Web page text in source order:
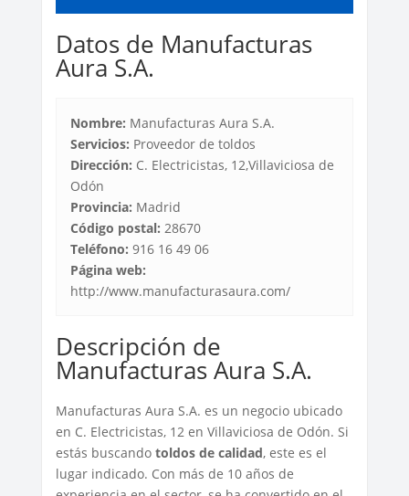
Datos de Manufacturas
Aura S.A.
Nombre: Manufacturas Aura S.A.
Servicios: Proveedor de toldos
Dirección: C. Electricistas, 12,Villaviciosa de
Odón
Provincia: Madrid
Código postal: 28670
Teléfono: 916 16 49 06
Página web:
http://www.manufacturasaura.com/
Descripción de
Manufacturas Aura S.A.
Manufacturas Aura S.A. es un negocio ubicado
en C. Electricistas, 12 en Villaviciosa de Odón. Si
estás buscando toldos de calidad, este es el
lugar indicado. Con más de 10 años de